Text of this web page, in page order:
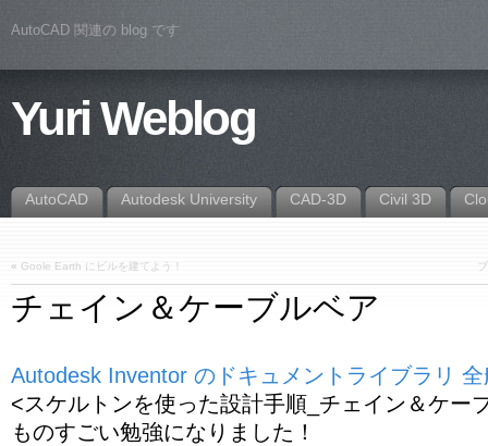
AutoCAD 関連の blog です
Yuri Weblog
AutoCAD Autodesk University CAD-3D Civil 3D
« Goole Earth にビルを建てよう！
チェイン＆ケーブルベア
Autodesk Inventor のドキュメントライブラリ 全
<スケルトンを使った設計手順_チェイン＆ケー
ものすごい勉強になりました！